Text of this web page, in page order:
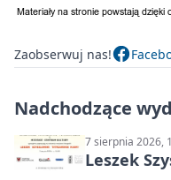
Zaobserwuj nas!
Nadchodzące
7 sierpnia 2026,
Leszek